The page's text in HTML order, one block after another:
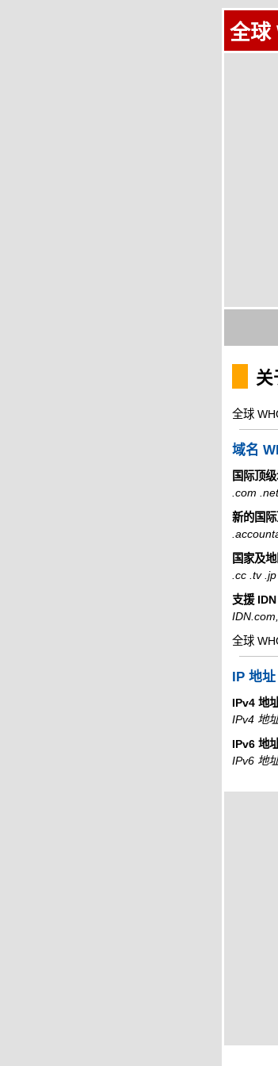
全球
关
全球
域名
国际顶
.com
新的国
国家及
.cc .tv
支援
全球
IP 地
IPv4 地
IPv4 地
IPv6 地
IPv6 地